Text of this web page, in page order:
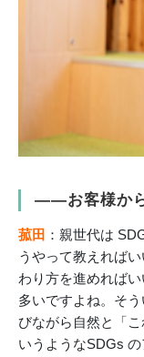
――お客様から
菰田 ：親世代は
うやって教えれば
わり方を進めれば
多いですよね。そ
びながら自然と「
いうようなSDGs